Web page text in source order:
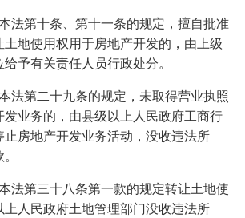
法第十条、第十一条的规定，擅自批准
地使用权用于房地产开发的，由上级
予有关责任人员行政处分。
法第二十九条的规定，未取得营业执照
业务的，由县级以上人民政府工商行
房地产开发业务活动，没收违法所
法第三十八条第一款的规定转让土地使
上人民政府土地管理部门没收违法所